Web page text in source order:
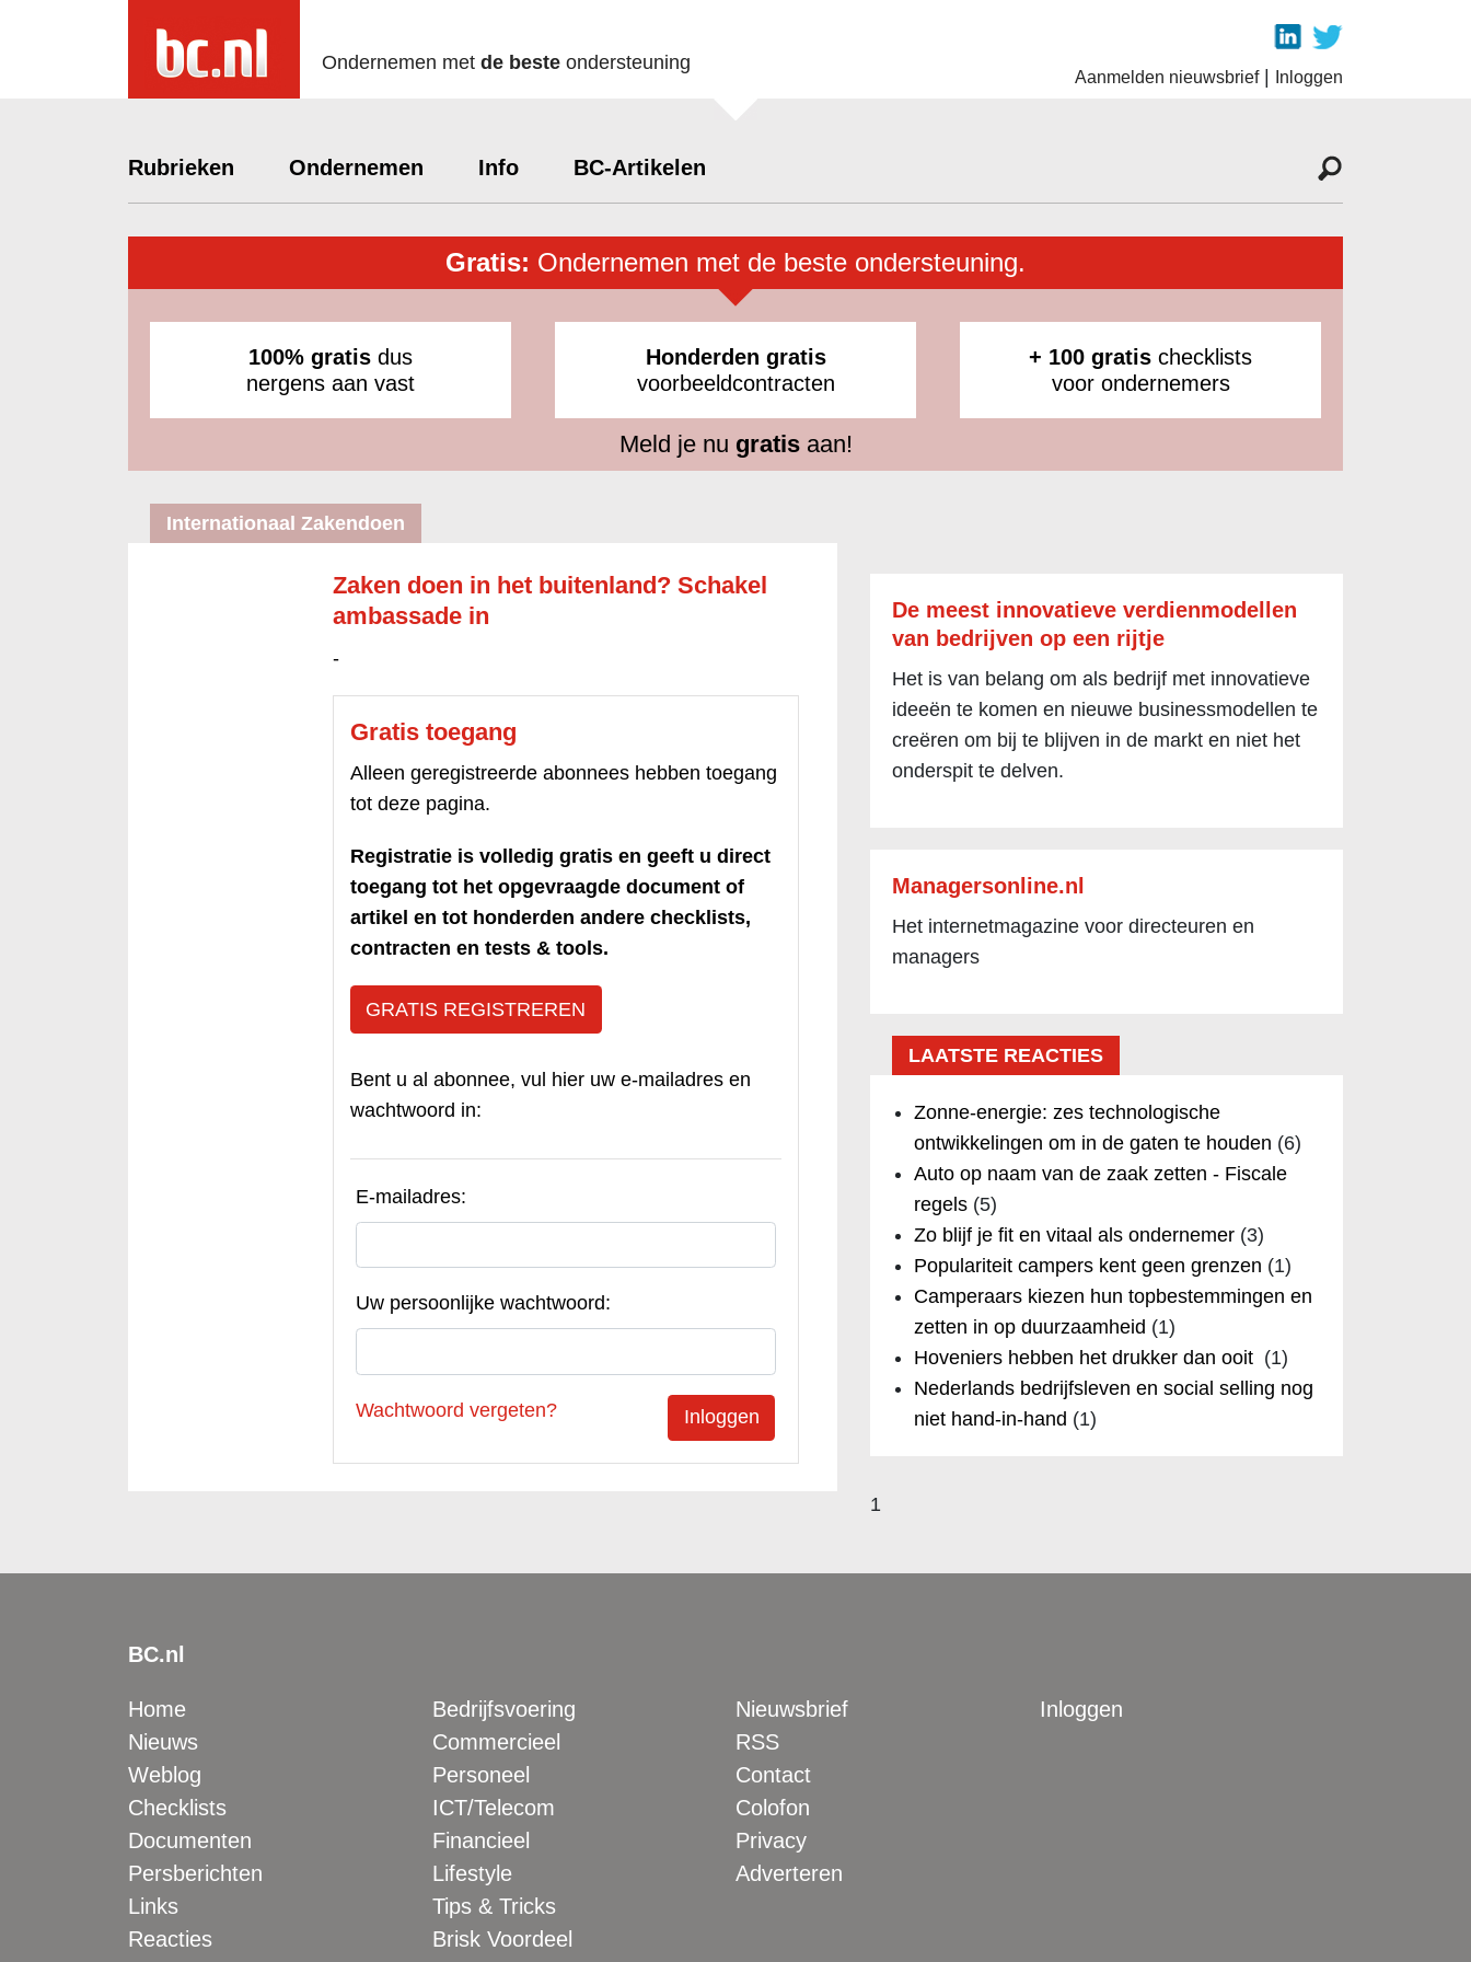
Ondernemen met de beste ondersteuning
Aanmelden nieuwsbrief| Inloggen
Rubrieken Ondernemen Info BC-Artikelen
Gratis: Ondernemen met de beste ondersteuning.
100% gratis dus
nergens aan vast
Honderden gratis
voorbeeldcontracten
+ 100 gratis checklists
voor ondernemers
Meld je nu gratisaan!
Internationaal Zakendoen
Zaken doen in het buitenland? Schakel
ambassade in
-
Gratis toegang
Alleen geregistreerde abonnees hebben toegang
tot deze pagina.
Registratie is volledig gratis en geeft u direct
toegang tot het opgevraagde document of
artikel en tot honderden andere checklists,
contracten en tests & tools.
GRATIS REGISTREREN
Bent u al abonnee, vul hier uw e-mailadres en
wachtwoord in:
E-mailadres:
Uw persoonlijke wachtwoord:
Wachtwoord vergeten?
De meest innovatieve verdienmodellen
van bedrijven op een rijtje
Het is van belang om als bedrijf met innovatieve
ideeën te komen en nieuwe businessmodellen te
creëren om bij te blijven in de markt en niet het
onderspit te delven.
Managersonline.nl
Het internetmagazine voor directeuren en
managers
LAATSTE REACTIES
Zonne-energie: zes technologische
ontwikkelingen om in de gaten te houden (6)
Auto op naam van de zaak zetten - Fiscale
regels(5)
Zo blijf je fit en vitaal als ondernemer(3)
Populariteit campers kent geen grenzen (1)
Camperaars kiezen hun topbestemmingen en
zetten in op duurzaamheid (1)
Hoveniers hebben het drukker dan ooit (1)
Nederlands bedrijfsleven en social selling nog
niet hand-in-hand (1)
1
BC.nl
Home
Nieuws
Weblog
Checklists
Documenten
Persberichten
Links
Reacties
Bedrijfsvoering
Commercieel
Personeel
ICT/Telecom
Financieel
Lifestyle
Tips & Tricks
Brisk Voordeel
Nieuwsbrief
RSS
Contact
Colofon
Privacy
Adverteren
Inloggen